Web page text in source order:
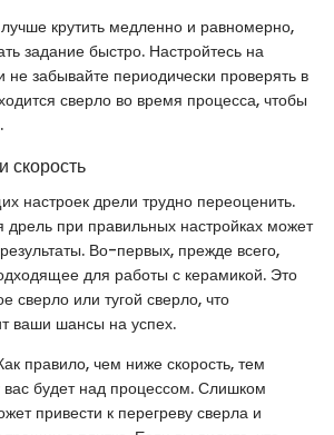
крутить медленно и равномерно,
задание быстро. Настройтесь на
забывайте периодически проверять в
сверло во время процесса, чтобы
скорость
настроек дрели трудно переоценить.
при правильных настройках может
Во-первых, прежде всего,
для работы с керамикой. Это
сверло или тугой сверло, что
ваши шансы на успех.
правило, чем ниже скорость, тем
будет над процессом. Слишком
привести к перегреву сверла и